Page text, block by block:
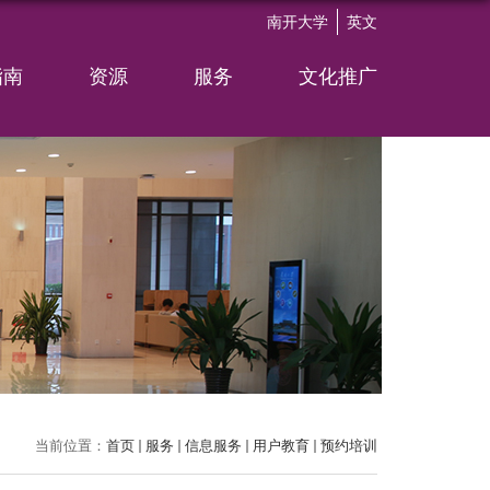
英文
南开大学
南 资源 服务 文化推广
当前位置： 首页 服务 信息服务 用户教育 预约培训